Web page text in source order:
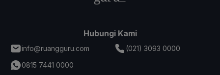
Hubungi Kami
info@ruangguru.com
(021) 3093 0000
0815 7441 0000